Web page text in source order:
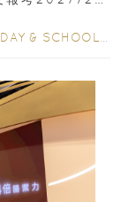
& SCHOOL EVENTS